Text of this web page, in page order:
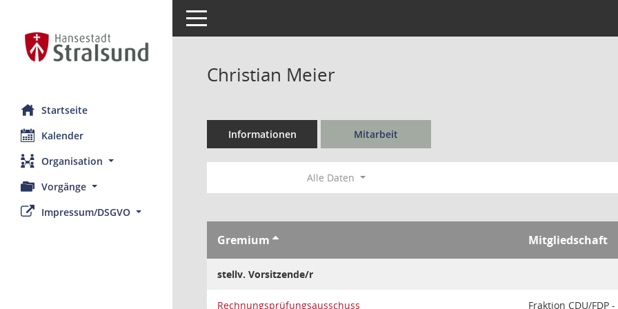
Startseite
Kalender
Organisation
Vorgänge
Impressum/DSGVO
Toggle navigation
Christian Meier
Informationen Mitarbeit
Alle Daten
Gremium Mitgliedschaft
stellv. Vorsitzende/r
Rechnungsprüfungsausschuss
Fraktion CDU/FDP -